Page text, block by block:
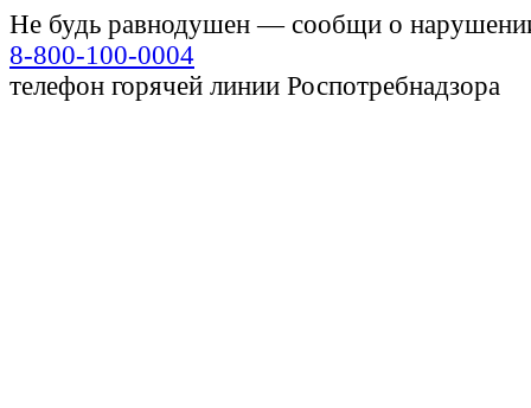
Не будь равнодушен — сообщи о
8-800-100-0004
телефон горячей линии Роспотребнадзора